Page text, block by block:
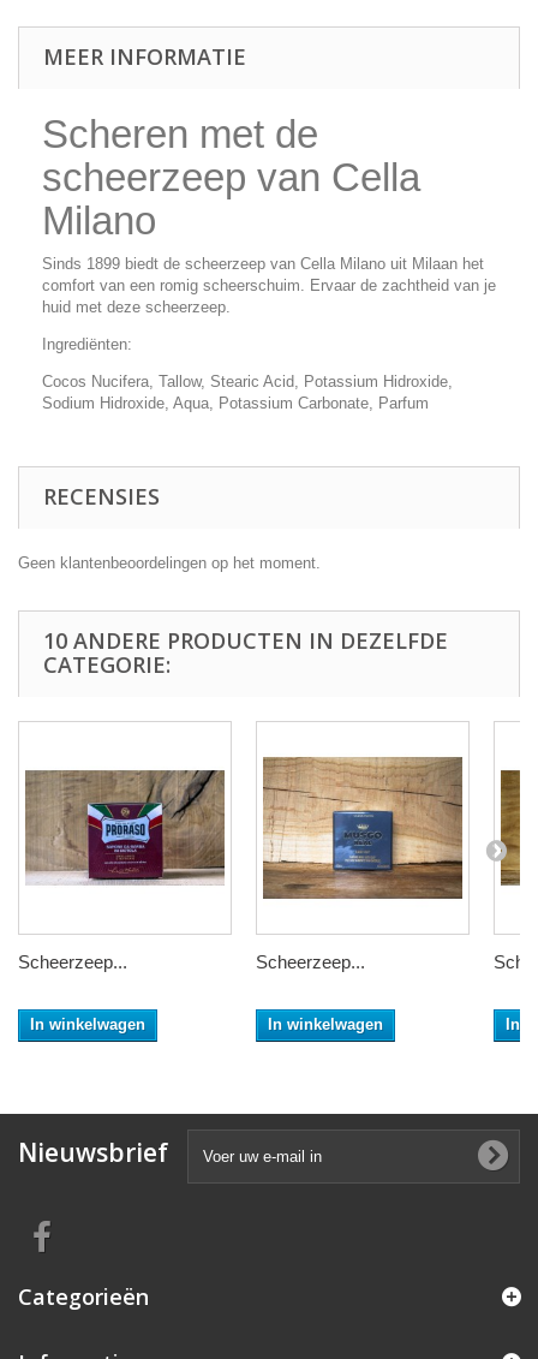
MEER INFORMATIE
Scheren met de
scheerzeep van Cella
Milano
Sinds 1899 biedt de scheerzeep van Cella Milano uit Milaan het
comfort van een romig scheerschuim. Ervaar de zachtheid van je
huid met deze scheerzeep.
Ingrediënten:
Cocos Nucifera, Tallow, Stearic Acid, Potassium Hidroxide,
Sodium Hidroxide, Aqua, Potassium Carbonate, Parfum
RECENSIES
Geen klantenbeoordelingen op het moment.
10 ANDERE PRODUCTEN IN DEZELFDE
CATEGORIE:
Scheerzeep...
In winkelwagen
Scheerzeep...
In winkelwagen In
Nieuwsbrief
Categorieën